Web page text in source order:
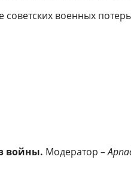
военных
войны. Модератор –